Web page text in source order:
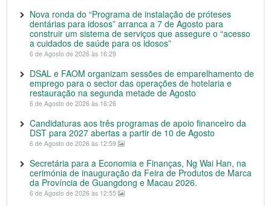
Nova ronda do “Programa de instalação de próteses
dentárias para idosos” arranca a 7 de Agosto para
construir um sistema de serviços que assegure o “acesso
a cuidados de saúde para os idosos”
6 de Agosto de 2026 às 16:29
DSAL e FAOM organizam sessões de emparelhamento de
emprego para o sector das operações de hotelaria e
restauração na segunda metade de Agosto
6 de Agosto de 2026 às 16:26
Candidaturas aos três programas de apoio financeiro da
DST para 2027 abertas a partir de 10 de Agosto
6 de Agosto de 2026 às 12:59
Secretária para a Economia e Finanças, Ng Wai Han, na
cerimónia de inauguração da Feira de Produtos de Marca
da Província de Guangdong e Macau 2026.
6 de Agosto de 2026 às 12:55